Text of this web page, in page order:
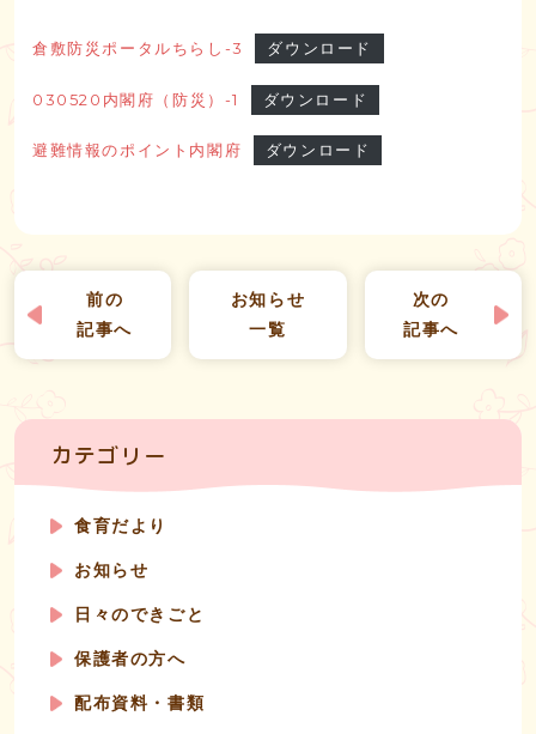
倉敷防災ポータルちらし-3 ダウンロード
030520内閣府（防災）-1 ダウンロード
避難情報のポイント内閣府 ダウンロード
前の
記事へ
お知らせ
一覧
次の
記事へ
カテゴリー
食育だより
お知らせ
日々のできごと
保護者の方へ
配布資料・書類